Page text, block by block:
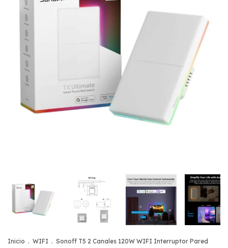
Inicio . WIFI . Sonoff T5 2 Canales 120W WIFI Interruptor Pared